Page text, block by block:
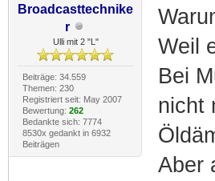
Broadcasttechnike
r
Ulli mit 2 "L"
Beiträge: 34.559
Themen: 230
Registriert seit: May 2007
Bewertung: 262
Bedankte sich: 7774
8530x gedankt in 6932
Beiträgen
Weil
Bei
nicht
Aber